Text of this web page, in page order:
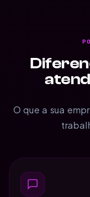
O que a sua